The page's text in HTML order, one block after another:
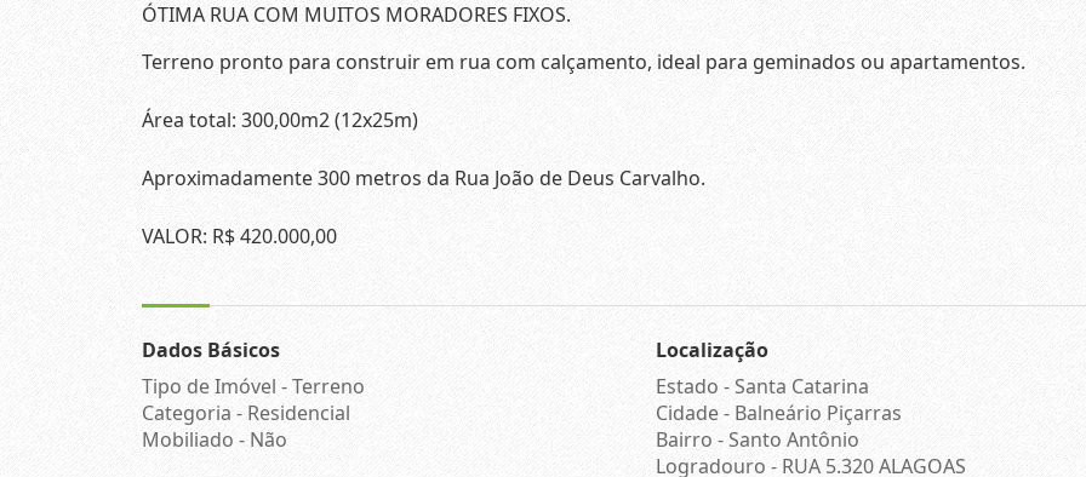
ÓTIMA RUA COM MUITOS MORADORES FIXOS.
Terreno pronto para construir em rua com calçamento, ideal para geminados ou apartamentos.
Área total: 300,00m2 (12x25m)
Aproximadamente 300 metros da Rua João de Deus Carvalho.
VALOR: R$ 420.000,00
Dados Básicos
Tipo de Imóvel - Terreno
Categoria - Residencial
Mobiliado - Não
Localização
Estado -Santa Catarina
Cidade - Balneário Piçarras
Bairro -Santo Antônio
Logradouro - RUA 5.320 ALAGOAS